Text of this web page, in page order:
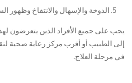
الدوخة والإسهال والانتفاخ وظهور
يجب على جميع الأفراد الذين يتعرضون
إلى الطبيب أو أقرب مركز رعاية صحية
في مرحلة العلاج.